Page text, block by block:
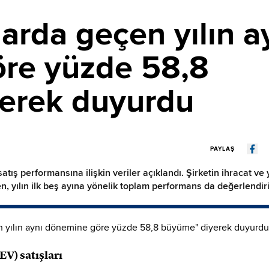
geçen yılın
yüzde 58,8
duyurdu
PAYLAŞ
performansına ilişkin veriler açıklandı. Şirketin ihracat
yılın ilk beş ayına yönelik toplam performans da
satışları